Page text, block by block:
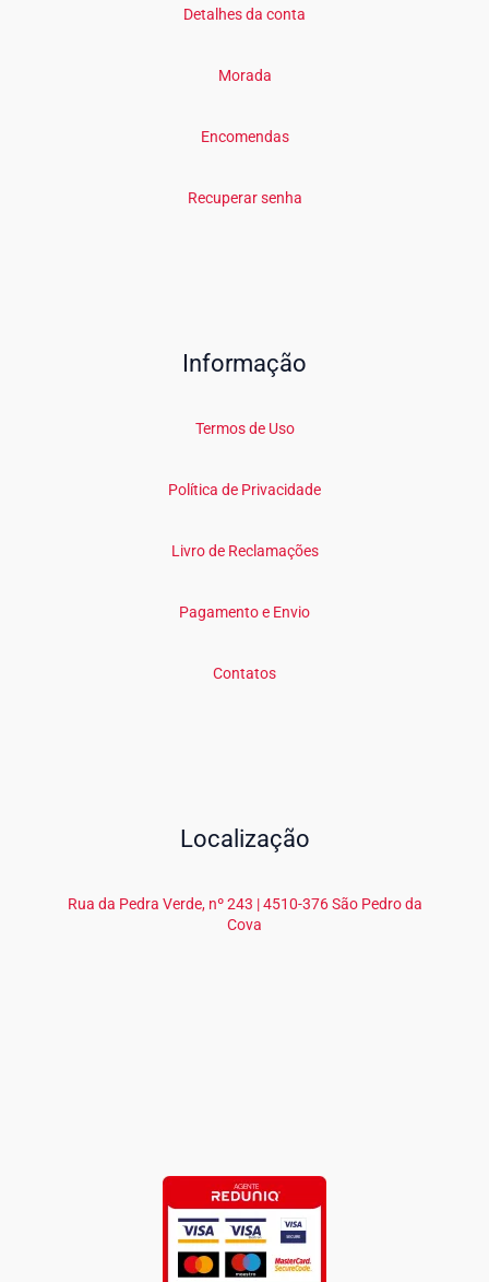
Detalhes da conta
Morada
Encomendas
Recuperar senha
Informação
Termos de Uso
Política de Privacidade
Livro de Reclamações
Pagamento e Envio
Contatos
Localização
Rua da Pedra Verde, nº 243 | 4510-376 São Pedro da
Cova